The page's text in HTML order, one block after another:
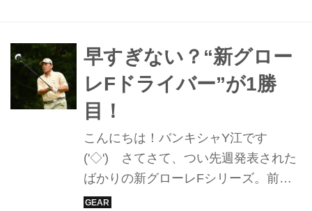
早すぎない？“新グロー
レFドライバー”が1勝
目！
こんにちは！バンキシャY江です
('◇')ゞさてさて、つい先週発表された
ばかりの新グローレFシリーズ。前作
のグローレFの性能を超えたとプロた